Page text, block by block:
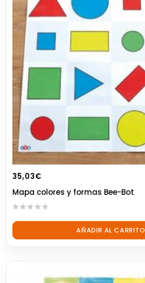
35,03€
Mapa colores y formas Bee-Bot
out
AÑADIR AL CARRITO